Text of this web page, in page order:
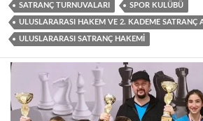
SATRANÇ TURNUVALARI SPOR KULÜBÜ
ULUSLARARASI HAKEM VE 2. KADEME SATRANÇ
ULUSLARARASI SATRANÇ HAKEMI